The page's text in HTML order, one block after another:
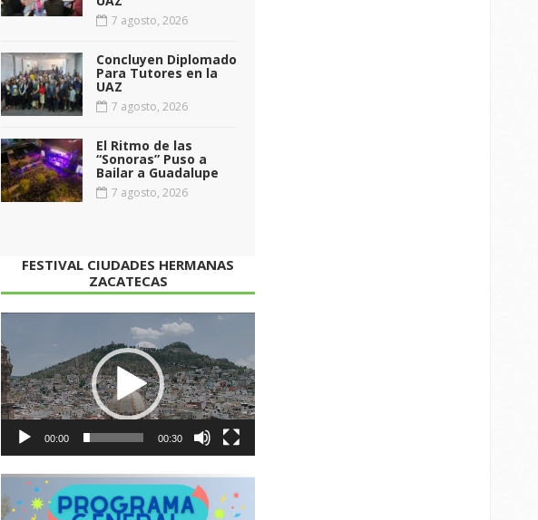
7 agosto, 2026
Concluyen Diplomado
Para Tutores en la
UAZ
7 agosto, 2026
El Ritmo de las
“Sonoras” Puso a
Bailar a Guadalupe
7 agosto, 2026
FESTIVAL CIUDADES HERMANAS
ZACATECAS
de
vídeo
00:00 00:30